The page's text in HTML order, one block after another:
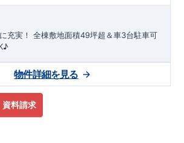
充実！ 全棟​敷地面積49坪超＆車3台駐車可
資料請求
物件詳細を見る